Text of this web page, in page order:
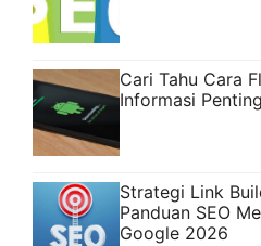
Cari Tahu Cara
Informasi
Strategi Link
Panduan SEO
Google 2026